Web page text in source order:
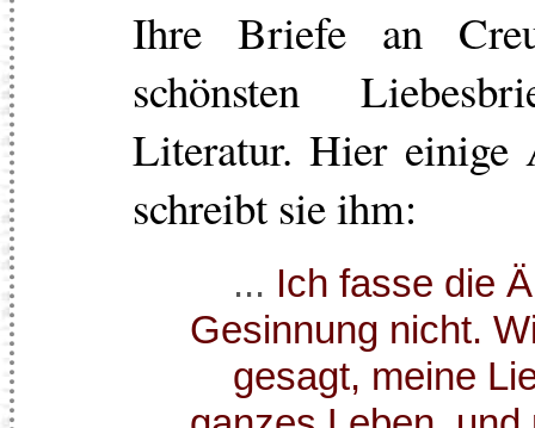
Ihre Briefe an
schönsten
Literatur. Hier einige
schreibt sie ihm:
... Ich fasse die
Gesinnung nicht.
gesagt, meine